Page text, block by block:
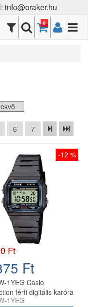
info@oraker.hu
0
6 7
-12 %
Ft
Ft
1YEG Casio
férfi digitális karóra
1YEG